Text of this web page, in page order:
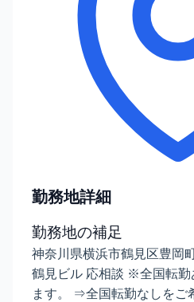
勤務地詳細
勤務地の補足
神奈川県横浜市鶴見区豊岡
鶴見ビル 応相談 ※全国転勤
ます。 ⇒全国転勤なしをご